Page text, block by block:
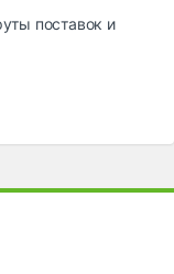
поставок и